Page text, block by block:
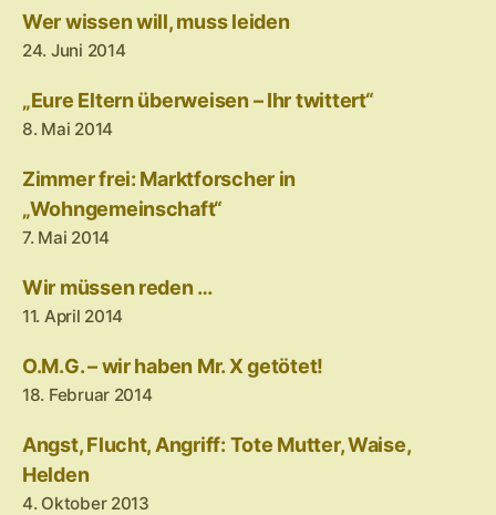
Wer wissen will, muss leiden
24. Juni 2014
„Eure Eltern überweisen – Ihr twittert“
8. Mai 2014
Zimmer frei: Marktforscher in
„Wohngemeinschaft“
7. Mai 2014
Wir müssen reden …
11. April 2014
O.M.G. – wir haben Mr. X getötet!
18. Februar 2014
Angst, Flucht, Angriff: Tote Mutter, Waise,
Helden
4. Oktober 2013